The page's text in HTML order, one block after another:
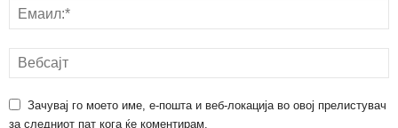
Зачувај го моето име, е-пошта и веб-локација во овој прелистувач
за следниот пат кога ќе коментирам.